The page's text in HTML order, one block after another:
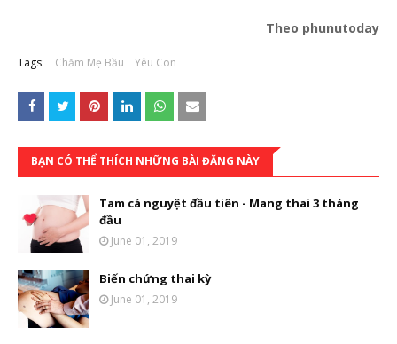
Theo phunutoday
Tags: Chăm Mẹ Bầu Yêu Con
BẠN CÓ THỂ THÍCH NHỮNG BÀI ĐĂNG NÀY
Tam cá nguyệt đầu tiên - Mang thai 3 tháng
đầu
June 01, 2019
Biến chứng thai kỳ
June 01, 2019